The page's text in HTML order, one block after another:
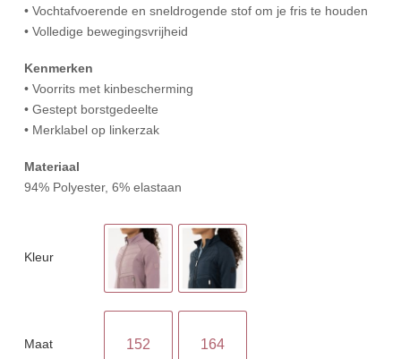
• Vochtafvoerende en sneldrogende stof om je fris te houden
• Volledige bewegingsvrijheid
Kenmerken
• Voorrits met kinbescherming
• Gestept borstgedeelte
• Merklabel op linkerzak
Materiaal
94% Polyester, 6% elastaan
Kleur
Maat 152 164